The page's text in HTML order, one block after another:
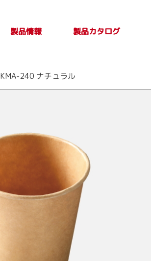
製品情報
報
取扱上の注意
製品カタログ
Vol.4
KMA-240 ナチュラル